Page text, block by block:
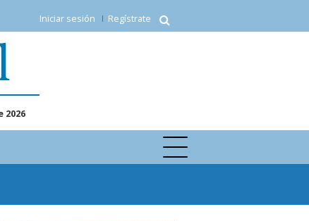
Iniciar sesión Regístrate
2026